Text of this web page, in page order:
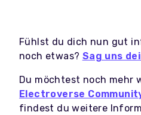
Fühlst du dich nun gut
noch etwas? Sag uns
Du möchtest noch mehr
Electroverse
findest du weitere